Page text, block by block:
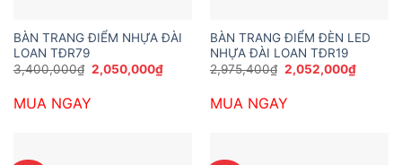
BÀN TRANG ĐIỂM NHỰA ĐÀI
LOAN TĐR79
3,400,000₫ Giá
gốc
3,400,000₫.
2,050,000₫Giá
hiện
MUA NGAY
BÀN TRANG ĐIỂM ĐÈN LED
NHỰA ĐÀI LOAN TĐR19
2,975,400₫ Giá
gốc
2,975,400₫.
2,052,000₫Giá
hiện
MUA NGAY